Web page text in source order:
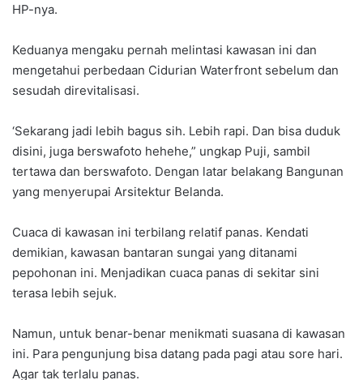
HP-nya.
Keduanya mengaku pernah melintasi kawasan ini dan
mengetahui perbedaan Cidurian Waterfront sebelum dan
sesudah direvitalisasi.
‘Sekarang jadi lebih bagus sih. Lebih rapi. Dan bisa duduk
disini, juga berswafoto hehehe,” ungkap Puji, sambil
tertawa dan berswafoto. Dengan latar belakang Bangunan
yang menyerupai Arsitektur Belanda.
Cuaca di kawasan ini terbilang relatif panas. Kendati
demikian, kawasan bantaran sungai yang ditanami
pepohonan ini. Menjadikan cuaca panas di sekitar sini
terasa lebih sejuk.
Namun, untuk benar-benar menikmati suasana di kawasan
ini. Para pengunjung bisa datang pada pagi atau sore hari.
Agar tak terlalu panas.